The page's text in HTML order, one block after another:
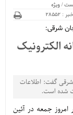
/ ویژه
28552
شرقی:
الکترونیک
شرقی گفت: اطلاعات
امروز جمعه در آئین